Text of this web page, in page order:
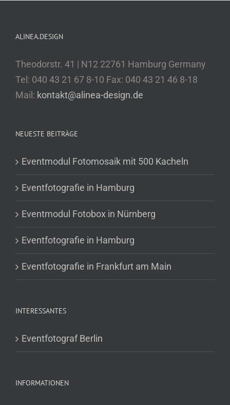
ALINEA.DESIGN
Theodorstr. 41 | N12 22761 Hamburg Germany
Tel: 040 43 21 67 8-10 Fax: 040 43 21 46 8-18
Mail: kontakt@alinea-design.de
NEUESTE BEITRÄGE
Eventmodul Fotomosaik mit 500 Kacheln
Eventfotografie in Hamburg
Eventmodul Fotobox in Nürnberg
Eventfotografie in Hamburg
Eventfotografie in Frankfurt am Main
INTERESSANTES
Eventfotograf Berlin
INFORMATIONEN